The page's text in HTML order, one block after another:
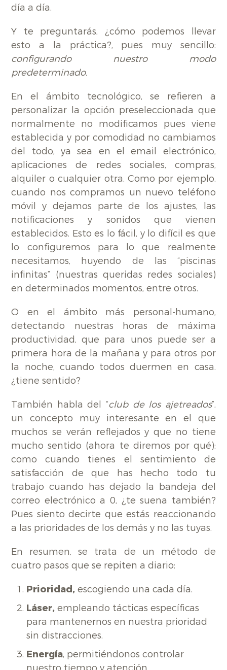
día a día.
Y te preguntarás, ¿cómo podemos llevar
esto a la práctica?, pues muy sencillo:
configurando nuestro modo
predeterminado.
En el ámbito tecnológico, se refieren a
personalizar la opción preseleccionada que
normalmente no modificamos pues viene
establecida y por comodidad no cambiamos
del todo, ya sea en el email electrónico,
aplicaciones de redes sociales, compras,
alquiler o cualquier otra. Como por ejemplo,
cuando nos compramos un nuevo teléfono
móvil y dejamos parte de los ajustes, las
notificaciones y sonidos que vienen
establecidos. Esto es lo fácil, y lo difícil es que
lo configuremos para lo que realmente
necesitamos, huyendo de las “piscinas
infinitas” (nuestras queridas redes sociales)
en determinados momentos, entre otros.
O en el ámbito más personal-humano,
detectando nuestras horas de máxima
productividad, que para unos puede ser a
primera hora de la mañana y para otros por
la noche, cuando todos duermen en casa.
¿tiene sentido?
También habla del “club de los ajetreados”,
un concepto muy interesante en el que
muchos se verán reflejados y que no tiene
mucho sentido (ahora te diremos por qué):
como cuando tienes el sentimiento de
satisfacción de que has hecho todo tu
trabajo cuando has dejado la bandeja del
correo electrónico a 0, ¿te suena también?
Pues siento decirte que estás reaccionando
a las prioridades de los demás y no las tuyas.
En resumen, se trata de un método de
cuatro pasos que se repiten a diario:
Prioridad,escogiendo una cada día.
Láser, empleando tácticas específicas
para mantenernos en nuestra prioridad
sin distracciones.
Energía, permitiéndonos controlar